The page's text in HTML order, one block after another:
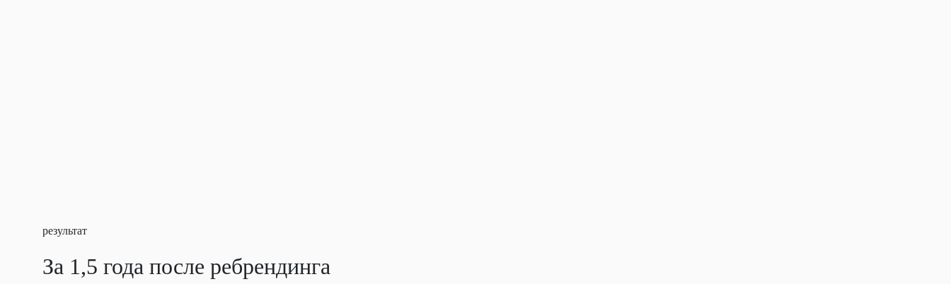
результат
За 1,5 года после ребрендинга